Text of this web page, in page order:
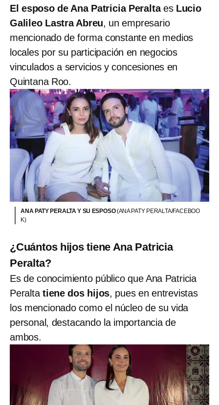
El esposo de Ana Patricia Peraltaes Lucio
Galileo Lastra Abreu, un empresario
mencionado de forma constante en medios
locales por su participación en negocios
vinculados a servicios y concesiones en
Quintana Roo.
ANA PATY PERALTA Y SU ESPOSO(ANA PATY PERALTA/FACEBOO
K)
¿Cuántos hijos tiene Ana Patricia
Peralta?
Es de conocimiento público que Ana Patricia
Peraltatiene dos hijos, pues en entrevistas
los mencionado como el núcleo de su vida
personal, destacando la importancia de
ambos.